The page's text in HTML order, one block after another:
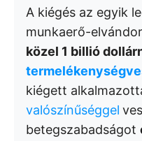
A kiégés az egyik
munkaerő-
közel 1 billió
kiégett
valószínűséggel
betegszabadságot